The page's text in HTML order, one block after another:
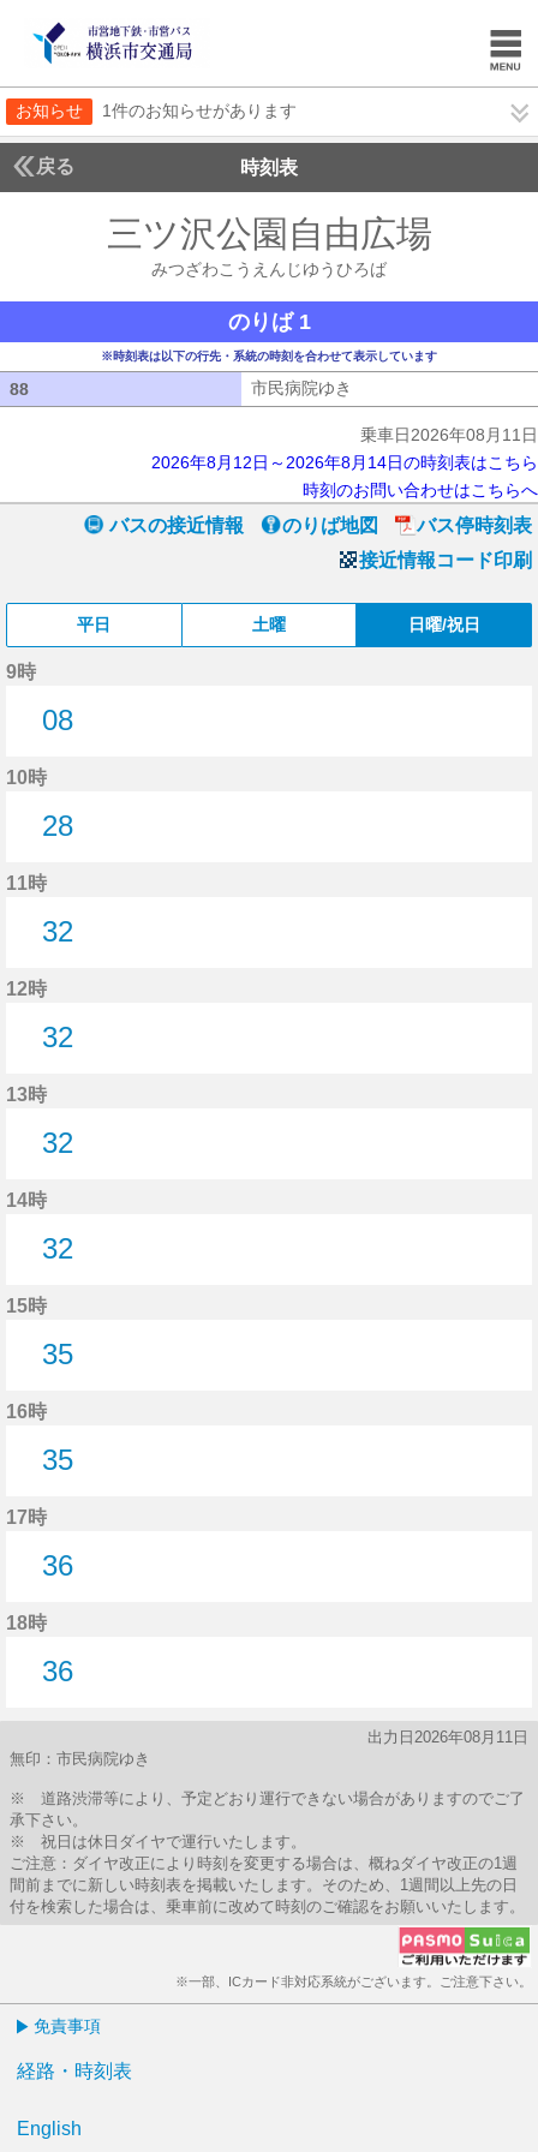
お知らせ 1件のお知らせがあります
戻る 時刻表
三ツ沢公園自由広場
みつざわこうえんじゆうひろば
のりば 1
※時刻表は以下の行先・系統の時刻を合わせて表示しています
88 市民病院ゆき
乗車日2026年08月11日
2026年8月12日～2026年8月14日の時刻表はこちら
時刻のお問い合わせはこちらへ
バスの接近情報 のりば地図
バス停時刻表
接近情報コード印刷
平日 土曜 日曜/祝日
9時
08
10時
28
11時
32
12時
32
13時
32
14時
32
15時
35
16時
35
17時
36
18時
36
出力日2026年08月11日
無印：市民病院ゆき
※ 道路渋滞等により、予定どおり運行できない場合がありますのでご了
承下さい。
※ 祝日は休日ダイヤで運行いたします。
ご注意：ダイヤ改正により時刻を変更する場合は、概ねダイヤ改正の1週
間前までに新しい時刻表を掲載いたします。そのため、1週間以上先の日
付を検索した場合は、乗車前に改めて時刻のご確認をお願いいたします。
※一部、ICカード非対応系統がございます。ご注意下さい。
免責事項
経路・時刻表
English